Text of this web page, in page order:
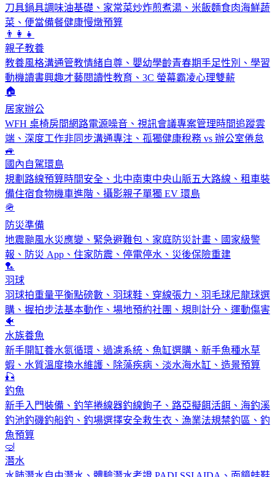
刀具鍋具調味油基礎、家常菜炒炸煎煮湯、米飯麵食肉海鮮蔬
菜、便當備餐健康慢燉預算
👨‍👩‍👧
親子教養
教養風格溝通管教情緒自尊、嬰幼學齡青春期手足性別、學習
動機讀書興趣才藝閱讀性教育、3C 螢幕霸凌心理雙薪
🏠
居家辦公
WFH 桌椅房間網路電源噪音、視訊會議專案管理時間追蹤雲
端、深度工作非同步溝通專注、孤獨健康稅務 vs 辦公室倦怠
🚙
國內自駕環島
規劃路線預算時間安全、北中南東中央山脈五大路線、租車裝
備住宿食物機車進階、攝影親子單獨 EV 環島
🪖
防災準備
地震颱風水災應變、緊急避難包、家庭防災計畫、國家級警
報、防災 App、住家防震、停電停水、災後保險重建
🏸
羽球
羽球拍重量平衡點磅數、羽球鞋、穿線張力、羽毛球尼龍球選
購、握拍步法基本動作、場地預約社團、規則計分、運動傷害
🐠
水族養魚
新手開缸養水氮循環、過濾系統、魚缸選購、新手魚種水草
蝦、水質溫度換水維護、除藻疾病、淡水海水缸、造景預算
🎣
釣魚
新手入門裝備、釣竿捲線器釣線鉤子、路亞擬餌活餌、海釣溪
釣池釣磯釣船釣、釣場選擇安全救生衣、漁業法規禁釣區、釣
魚預算
🤿
潛水